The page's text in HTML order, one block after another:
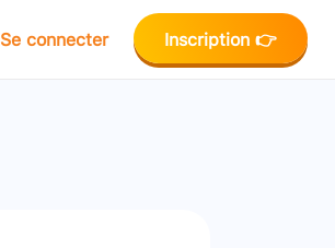
Se connecter Inscription 👉